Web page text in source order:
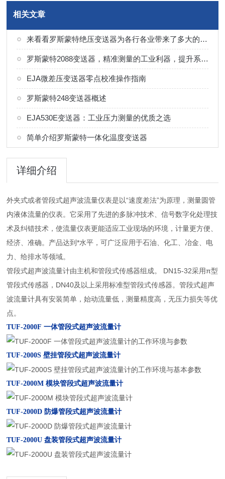
相关文章
来看看罗斯蒙特绝压变送器为各行各业带来了多大的帮助
罗斯蒙特2088变送器，精准测量的工业利器，提升系统可靠性的优选
EJA微差压变送器零点校准操作指南
罗斯蒙特248变送器概述
EJA530E变送器：工业压力测量的优质之选
简单介绍罗斯蒙特一体化温度变送器
详细介绍
外夹式或者管段式超声波流量仪表是以“速度差法”为原理，测量圆管
内液体流量的仪表。它采用了先进的多脉冲技术、信号数字化处理技
术及纠错技术，使流量仪表更能适应工业现场的环境，计量更方便、
经济、准确。产品达到*水平，可广泛应用于石油、化工、冶金、电
力、给排水等领域。
管段式超声波流量计由主机和管段式传感器组成。 DN15-32采用π型
管段式传感器，DN40及以上采用标准型管段式传感器。管段式超声
波流量计具有安装简单，始动流量低，测量精度高，无压力损失等优
点。
TUF-2000F 一体管段式超声波流量计
TUF-2000S 壁挂管段式超声波流量计
TUF-2000M 模块管段式超声波流量计
TUF-2000D 防爆管段式超声波流量计
TUF-2000U 盘装管段式超声波流量计